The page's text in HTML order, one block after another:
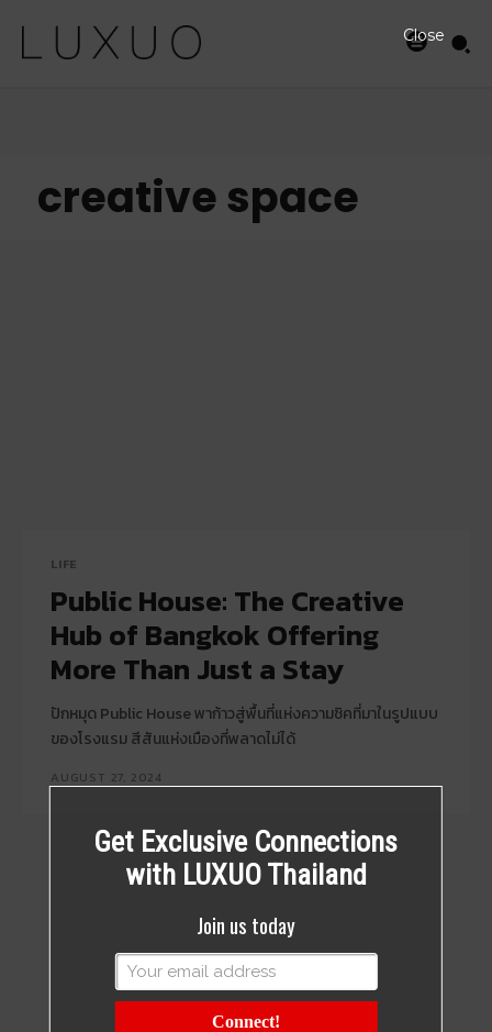
creative space
LIFE
Public House: The Creative
Hub of Bangkok Offering
More Than Just a Stay
ปักหมุด Public House พาก้าวสู่พื้นที่แห่งความชิคที่มาในรูปแบบ
ของโรงแรม สีสันแห่งเมืองที่พลาดไม่ได้
AUGUST 27, 2024
Get Exclusive Connections
with LUXUO Thailand
Join us today
Connect!
Close